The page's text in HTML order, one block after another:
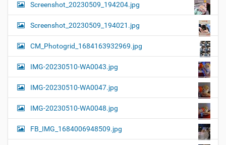
Screenshot_20230509_194204.jpg
Screenshot_20230509_194021.jpg
CM_Photogrid_1684163932969.jpg
IMG-20230510-WA0043.jpg
IMG-20230510-WA0047.jpg
IMG-20230510-WA0048.jpg
FB_IMG_1684006948509.jpg